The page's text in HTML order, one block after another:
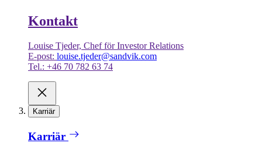
Kontakt
Louise Tjeder, Chef för Investor Relations
E-post: louise.tjeder@sandvik.com
Tel.: +46 70 782 63 74
Karriär
Karriär